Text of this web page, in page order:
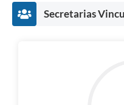
Secretarias